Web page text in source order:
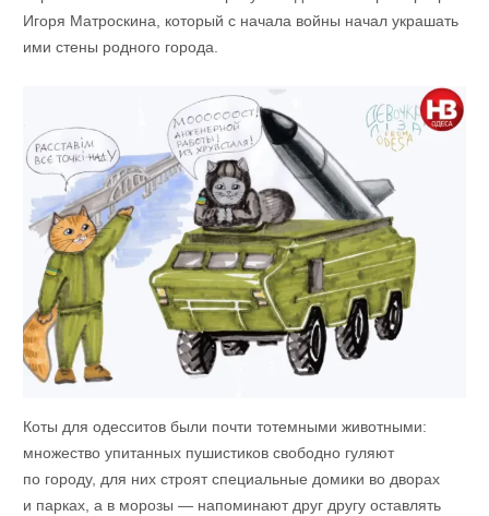
Игоря Матроскина, который с начала войны начал украшать
ими стены родного города.
Коты для одесситов были почти тотемными животными:
множество упитанных пушистиков свободно гуляют
по городу, для них строят специальные домики во дворах
и парках, а в морозы — напоминают друг другу оставлять